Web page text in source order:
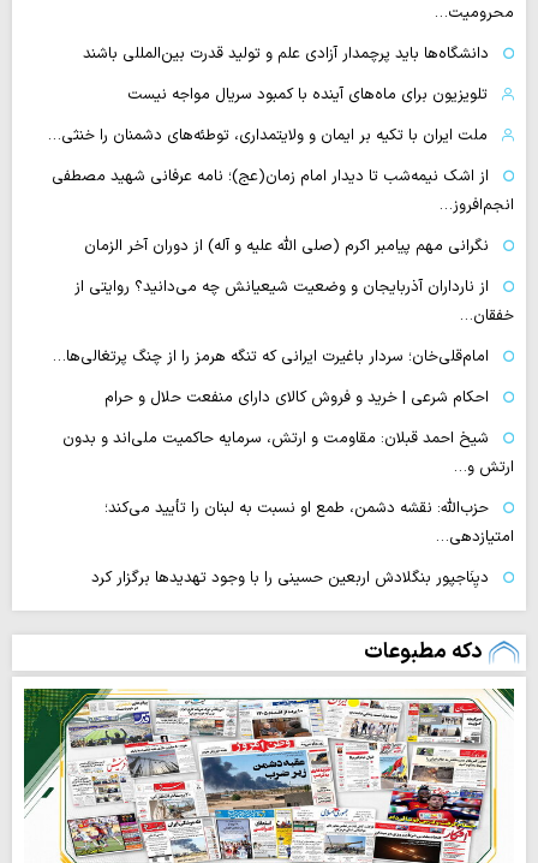
محرومیت…
دانشگاه‌ها باید پرچمدار آزادی علم و تولید قدرت بین‌المللی باشند
تلویزیون برای ماه‌های آینده با کمبود سریال مواجه نیست
ملت ایران با تکیه بر ایمان و ولایتمداری، توطئه‌های دشمنان را خنثی…
از اشک نیمه‌شب تا دیدار امام زمان(عج)؛ نامه عرفانی شهید مصطفی
انجم‌افروز…
نگرانی مهم پیامبر اکرم (صلی الله علیه و آله) از دوران آخر الزمان
از نارداران آذربایجان و وضعیت شیعیانش چه می‌دانید؟ روایتی از
خفقان…
امام‌قلی‌خان؛ سردار باغیرت ایرانی که تنگه هرمز را از چنگ پرتغالی‌ها…
احکام شرعی | خرید و فروش کالای دارای منفعت حلال و حرام
شیخ احمد قبلان: مقاومت و ارتش، سرمایه حاکمیت ملی‌اند و بدون
ارتش و…
حزب‌الله: نقشه دشمن، طمع‌ او نسبت به لبنان را تأیید می‌کند؛
امتیازدهی…
دیِنَاجپور بنگلادش اربعین حسینی را با وجود تهدیدها برگزار کرد
دکه مطبوعات